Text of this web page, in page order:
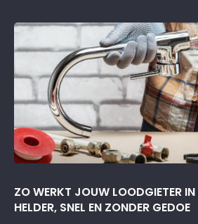
ZO WERKT JOUW LOODGIETER IN
HELDER, SNEL EN ZONDER GEDOE